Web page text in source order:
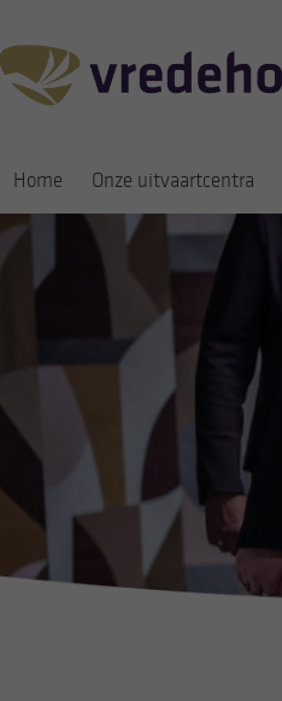
Home Onze uitvaartcentra